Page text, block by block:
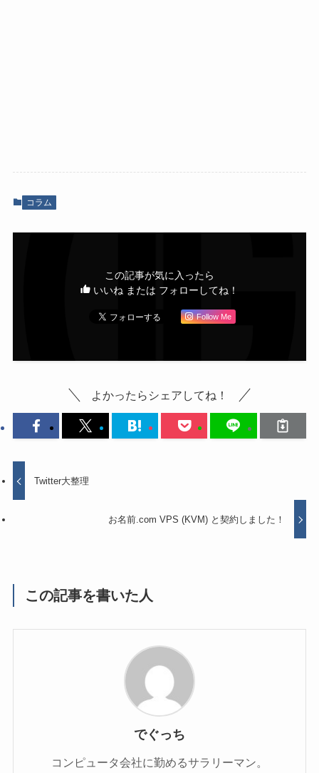
コラム
この記事が気に入ったら
いいね または フォローしてね！
Follow Me
よかったらシェアしてね！
Twitter大整理
お名前.com VPS (KVM) と契約しました！
この記事を書いた人
でぐっち
コンピュータ会社に勤めるサラリーマン。